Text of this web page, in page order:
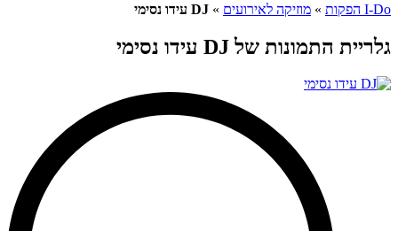
I-Do הפקות » מוזיקה לאירועים » DJ עידו נסימי
גלריית התמונות של DJ עידו נסימי